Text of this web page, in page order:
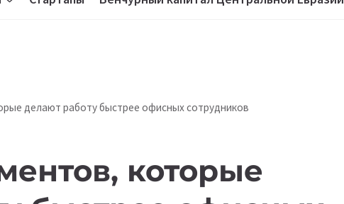
делают работу быстрее офисных сотрудников
которые